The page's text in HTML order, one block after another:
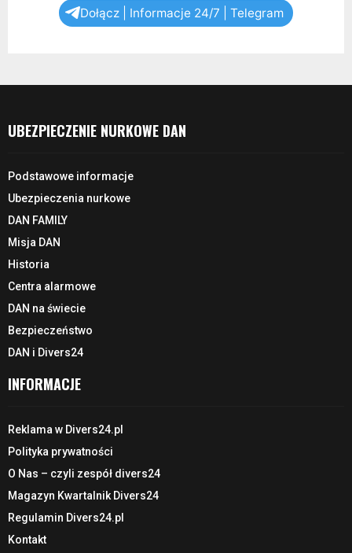
Dołącz | Informacje 24/7 | Telegram
UBEZPIECZENIE NURKOWE DAN
Podstawowe informacje
Ubezpieczenia nurkowe
DAN FAMILY
Misja DAN
Historia
Centra alarmowe
DAN na świecie
Bezpieczeństwo
DAN i Divers24
INFORMACJE
Reklama w Divers24.pl
Polityka prywatności
O Nas – czyli zespół divers24
Magazyn Kwartalnik Divers24
Regulamin Divers24.pl
Kontakt